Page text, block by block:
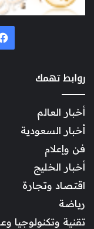
روابط تهمك
أخبار العالم
أخبار السعودية
فن وإعلام
أخبار الخليج
اقتصاد وتجارة
رياضة
تقنية وتكنولوجيا